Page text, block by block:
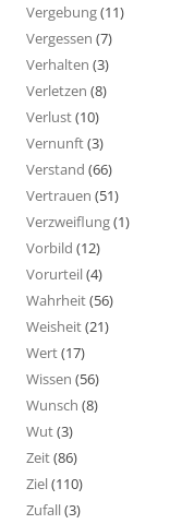
Vergebung(11)
Vergessen (7)
Verhalten (3)
Verletzen (8)
Verlust(10)
Vernunft(3)
Verstand (66)
Vertrauen (51)
Verzweiflung(1)
Vorbild (12)
Vorurteil(4)
Wahrheit(56)
Weisheit(21)
Wert(17)
Wissen (56)
Wunsch (8)
Wut(3)
Zeit(86)
Ziel(110)
Zufall(3)